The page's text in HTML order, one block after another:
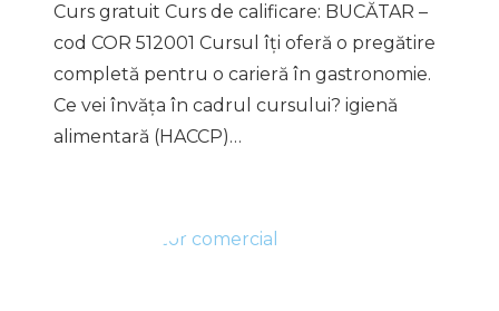
Curs gratuit Curs de calificare: BUCĂTAR –
cod COR 512001 Cursul îți oferă o pregătire
completă pentru o carieră în gastronomie.
Ce vei învăța în cadrul cursului? igienă
alimentară (HACCP)…